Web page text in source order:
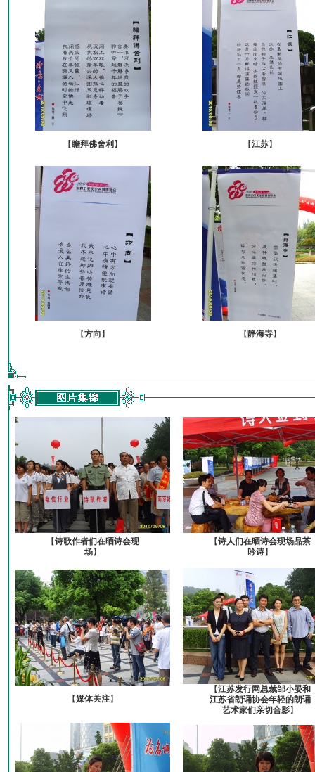
【 瞻拜佛舍利 】 【江苏】
【方向 】 【静海寺】
【诗歌作者们在晒诗会现
场】
【诗人们在晒诗会现场品茶
吟诗】
【媒体关注】
【江苏发行网总裁邹小晏和
江苏省朗诵协会年轻的朗诵
艺术家们亲切合影】